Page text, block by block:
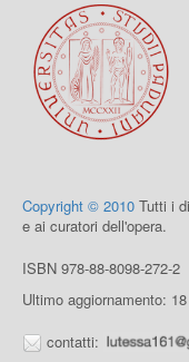
Copyright © 2010 Tutti i
e ai curatori dell'opera.
ISBN 978-88-8098-272-2
Ultimo aggiornamento:
contatti: